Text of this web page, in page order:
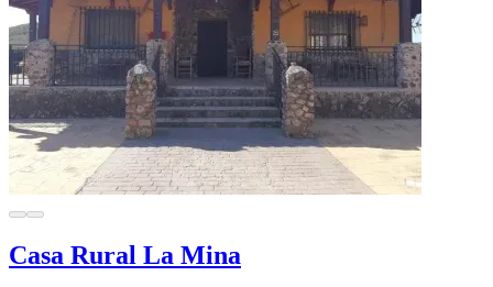
Casa Rural La Mina